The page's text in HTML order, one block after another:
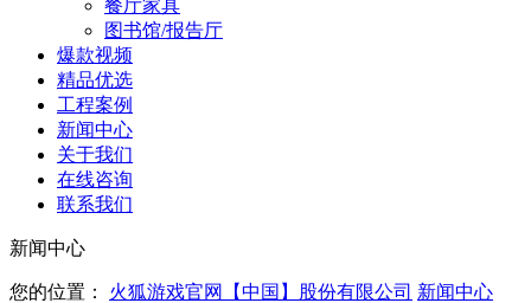
餐厅家具
图书馆/报告厅
爆款视频
精品优选
工程案例
新闻中心
关于我们
在线咨询
联系我们
新闻中心
您的位置： 火狐游戏官网【中国】股份有限公司 新闻中心